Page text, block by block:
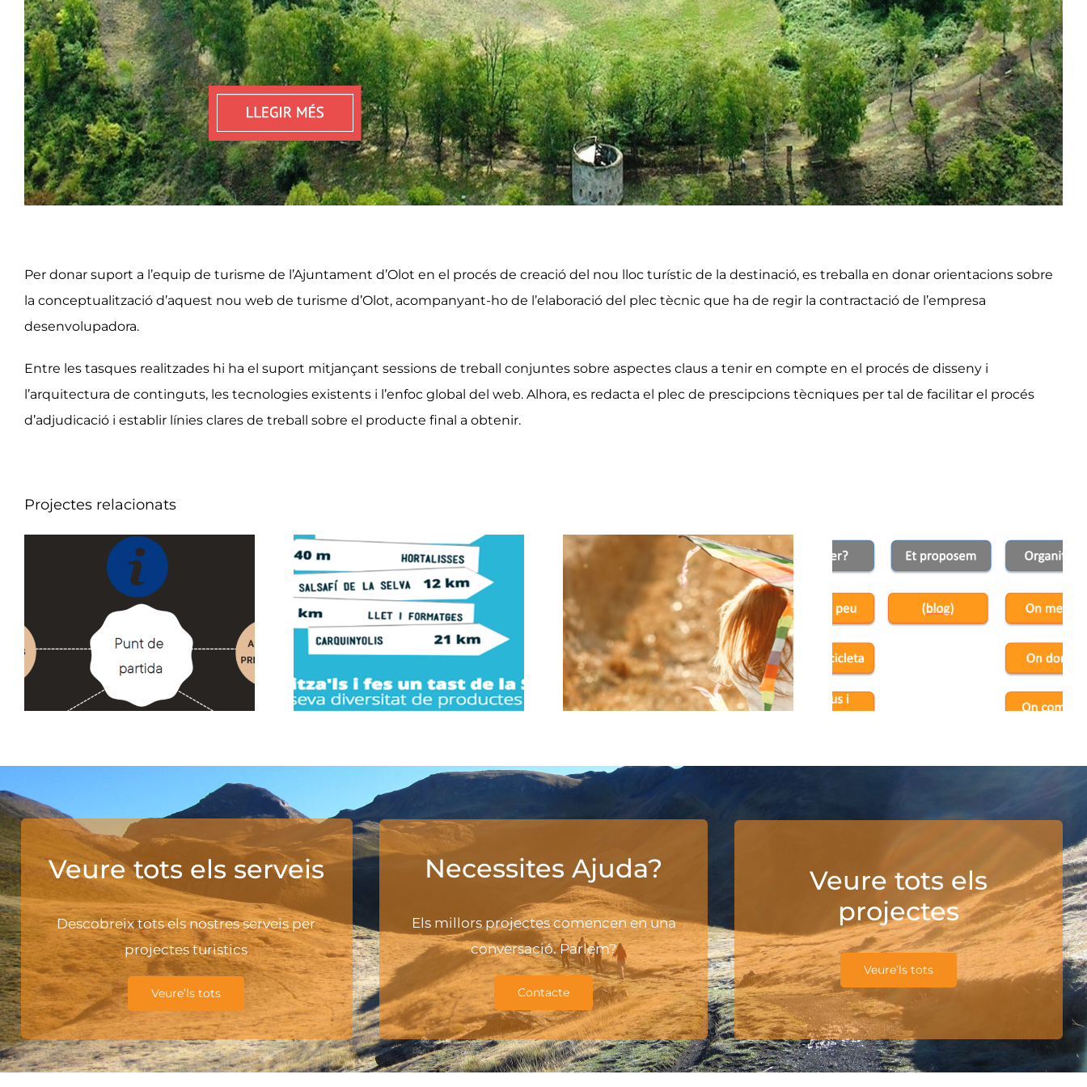
Per donar suport a l’equip de turisme de l’Ajuntament d’Olot en el procés de creació del nou lloc turístic de la destinació, es treballa en donar orientacions sobre
la conceptualització d’aquest nou web de turisme d’Olot, acompanyant-ho de l’elaboració del plec tècnic que ha de regir la contractació de l’empresa
desenvolupadora.
Entre les tasques realitzades hi ha el suport mitjançant sessions de treball conjuntes sobre aspectes claus a tenir en compte en el procés de disseny i
l’arquitectura de continguts, les tecnologies existents i l’enfoc global del web. Alhora, es redacta el plec de prescipcions tècniques per tal de facilitar el procés
d’adjudicació i establir línies clares de treball sobre el producte final a obtenir.
Projectes relacionats
Veure tots els serveis
Descobreix tots els nostres serveis per
projectes turistics
Veure’ls tots
Necessites Ajuda?
Els millors projectes comencen en una
conversació. Parlem?
Contacte
Veure tots els
projectes
Veure’ls tots